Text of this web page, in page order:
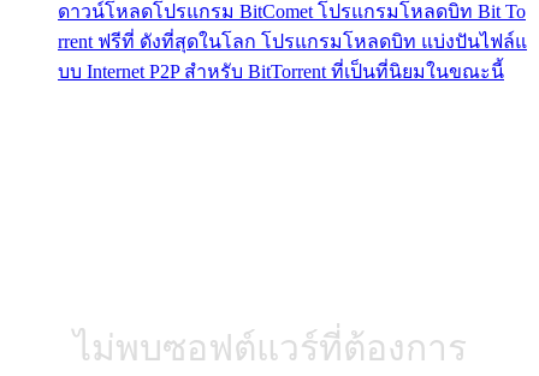
ดาวน์โหลดโปรแกรม BitComet โปรแกรมโหลดบิท Bit To
rrent ฟรีที่ ดังที่สุดในโลก โปรแกรมโหลดบิท แบ่งปันไฟล์แ
บบ Internet P2P สำหรับ BitTorrent ที่เป็นที่นิยมในขณะนี้
ไม่พบซอฟต์แวร์ที่ต้องการ